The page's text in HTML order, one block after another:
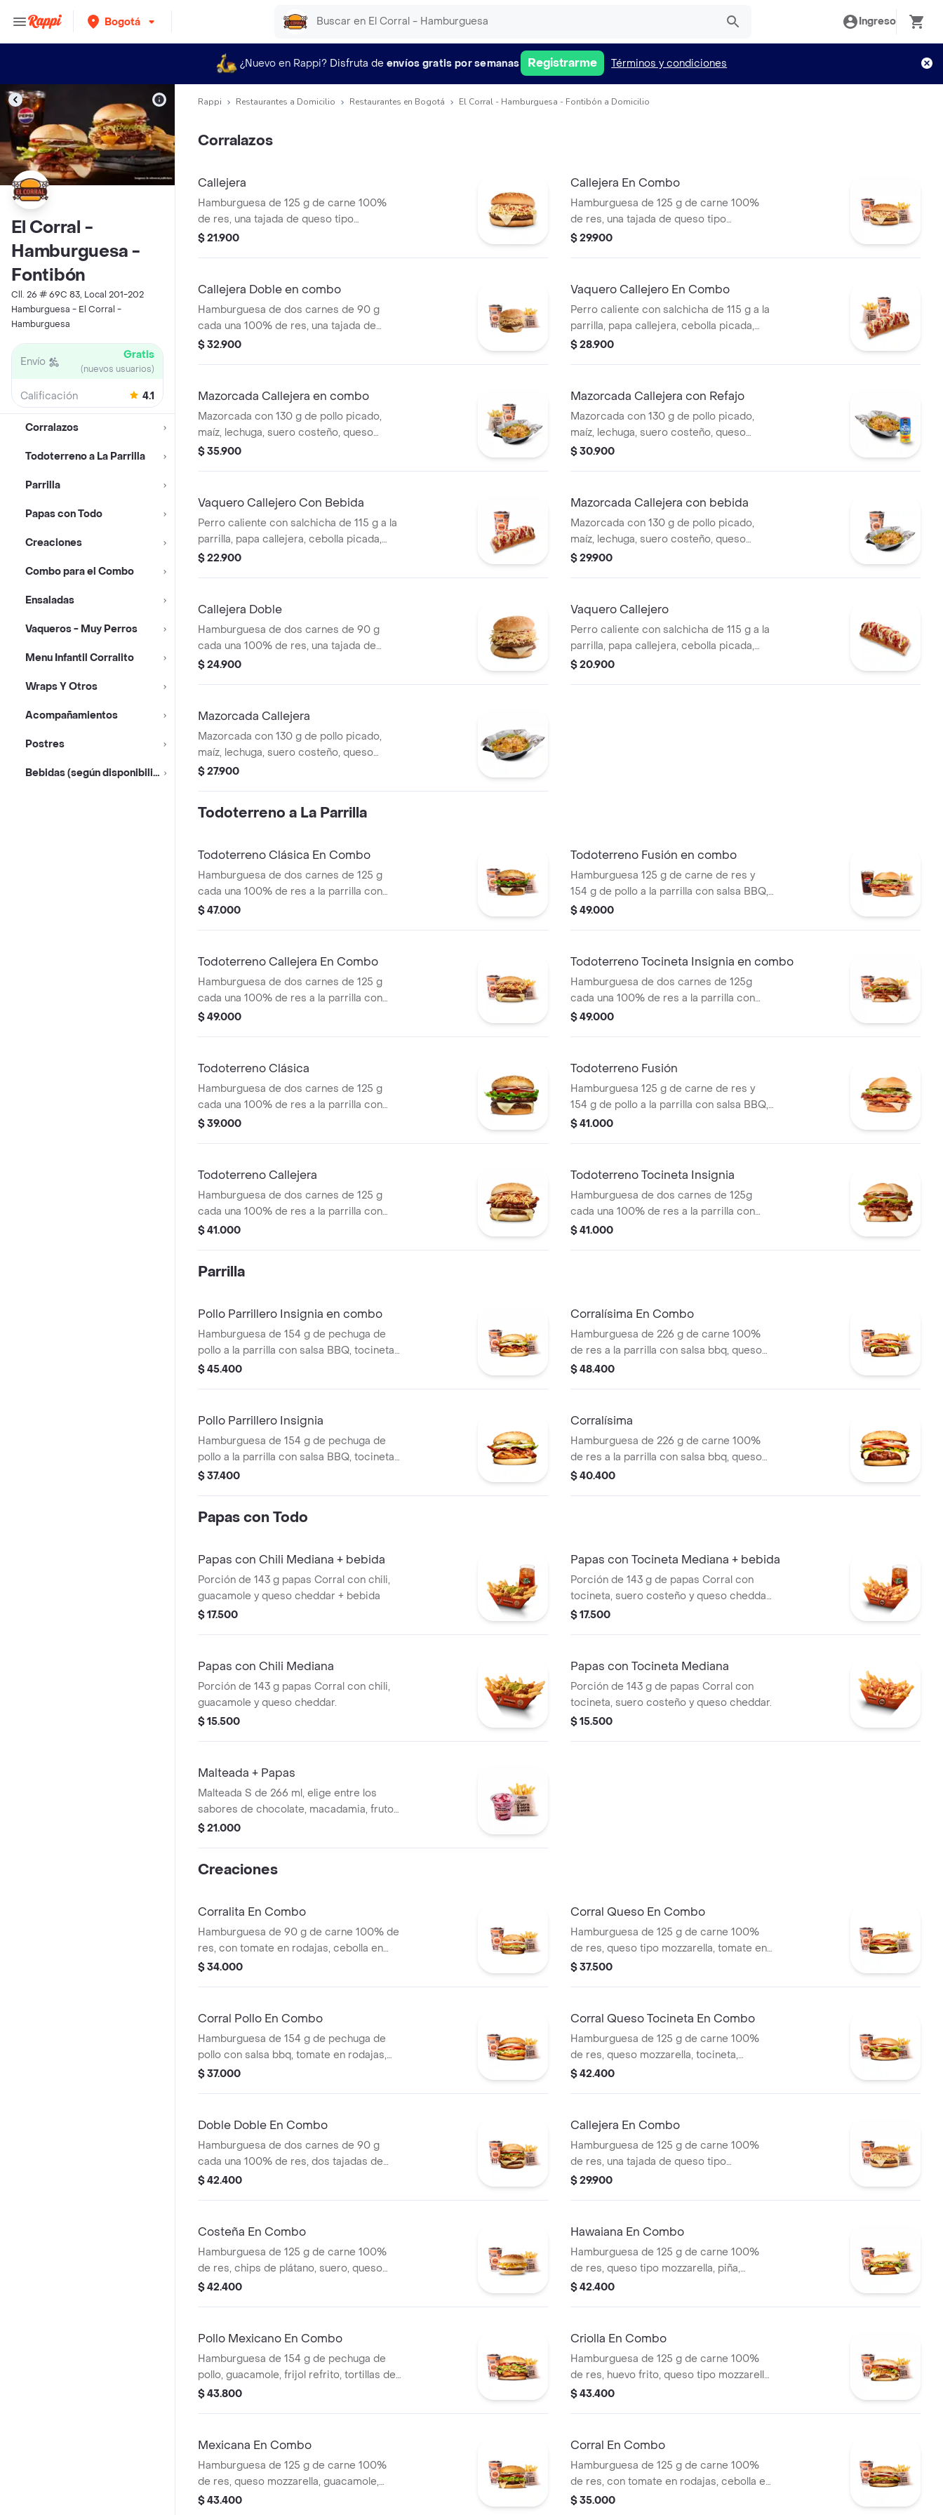
Bogotá Ingreso
¿Nuevo en Rappi? Disfruta de envíos gratis por semanas Registrarme Términos y condiciones
El Corral -
Hamburguesa -
Fontibón
Cll. 26 # 69C 83, Local 201-202
Hamburguesa - El Corral -
Hamburguesa
Envío Gratis
(nuevos usuarios)
Calificación 4.1
Corralazos
Todoterreno a La Parrilla
Parrilla
Papas con Todo
Creaciones
Combo para el Combo
Ensaladas
Vaqueros - Muy Perros
Menu Infantil Corralito
Wraps Y Otros
Acompañamientos
Postres
Bebidas (según disponibilidad)
Rappi Restaurantes a Domicilio Restaurantes en Bogotá El Corral - Hamburguesa - Fontibón a Domicilio
Corralazos
Callejera
Hamburguesa de 125 g de carne 100%
de res, una tajada de queso tipo
mozzarella, papas callejera, salsa blanca,
$ 21.900
Callejera En Combo
Hamburguesa de 125 g de carne 100%
de res, una tajada de queso tipo
mozzarella, papas callejera, salsa blanca,
$ 29.900
Callejera Doble en combo
Hamburguesa de dos carnes de 90 g
cada una 100% de res, una tajada de
queso tipo mozzarella, papas callejera,
bebida PET
$ 32.900
Vaquero Callejero En Combo
Perro caliente con salchicha de 115 g a la
parrilla, papa callejera, cebolla picada,
salsa blanca, salsa de tomate y mostaza
$ 28.900
Mazorcada Callejera en combo
Mazorcada con 130 g de pollo picado,
maíz, lechuga, suero costeño, queso
costeño, salsa BBQ, salsa Corral, salsa
$ 35.900
Mazorcada Callejera con Refajo
Mazorcada con 130 g de pollo picado,
maíz, lechuga, suero costeño, queso
costeño, salsa BBQ, salsa Corral, salsa
$ 30.900
Vaquero Callejero Con Bebida
Perro caliente con salchicha de 115 g a la
parrilla, papa callejera, cebolla picada,
salsa blanca, salsa de tomate y mostaza
$ 22.900
Mazorcada Callejera con bebida
Mazorcada con 130 g de pollo picado,
maíz, lechuga, suero costeño, queso
costeño, salsa BBQ, salsa Corral, salsa
$ 29.900
Callejera Doble
Hamburguesa de dos carnes de 90 g
cada una 100% de res, una tajada de
queso tipo mozzarella, papas callejera,
$ 24.900
Vaquero Callejero
Perro caliente con salchicha de 115 g a la
parrilla, papa callejera, cebolla picada,
salsa blanca, salsa de tomate y mostaza
$ 20.900
Mazorcada Callejera
Mazorcada con 130 g de pollo picado,
maíz, lechuga, suero costeño, queso
costeño, salsa BBQ, salsa Corral, salsa
$ 27.900
Todoterreno a La Parrilla
Todoterreno Clásica En Combo
Hamburguesa de dos carnes de 125 g
cada una 100% de res a la parrilla con
salsa bbq, queso mozzarella, lechuga,
$ 47.000
Todoterreno Fusión en combo
Hamburguesa 125 g de carne de res y
154 g de pollo a la parrilla con salsa BBQ,
tocineta, queso mozzarella, pepinillos,
cascos) + bebida PET
$ 49.000
Todoterreno Callejera En Combo
Hamburguesa de dos carnes de 125 g
cada una 100% de res a la parrilla con
salsa bbq, tocineta, queso mozzarella,
$ 49.000
Todoterreno Tocineta Insignia en combo
Hamburguesa de dos carnes de 125g
cada una 100% de res a la parrilla con
salsa BBQ, tocineta, queso mozzarella,
papa + papas Corral medianas + bebida
$ 49.000
Todoterreno Clásica
Hamburguesa de dos carnes de 125 g
cada una 100% de res a la parrilla con
salsa bbq, queso mozzarella, lechuga,
$ 39.000
Todoterreno Fusión
Hamburguesa 125 g de carne de res y
154 g de pollo a la parrilla con salsa BBQ,
tocineta, queso mozzarella, pepinillos,
$ 41.000
Todoterreno Callejera
Hamburguesa de dos carnes de 125 g
cada una 100% de res a la parrilla con
salsa bbq, tocineta, queso mozzarella,
$ 41.000
Todoterreno Tocineta Insignia
Hamburguesa de dos carnes de 125g
cada una 100% de res a la parrilla con
salsa BBQ, tocineta, queso mozzarella,
$ 41.000
Parrilla
Pollo Parrillero Insignia en combo
Hamburguesa de 154 g de pechuga de
pollo a la parrilla con salsa BBQ, tocineta,
una tajada de queso tipo mozzarella,
medianas (Corral o cascos) + bebida PET
$ 45.400
Corralísima En Combo
Hamburguesa de 226 g de carne 100%
de res a la parrilla con salsa bbq, queso
mozzarella, tomate, cebolla, lechuga y
$ 48.400
Pollo Parrillero Insignia
Hamburguesa de 154 g de pechuga de
pollo a la parrilla con salsa BBQ, tocineta,
una tajada de queso tipo mozzarella,
$ 37.400
Corralísima
Hamburguesa de 226 g de carne 100%
de res a la parrilla con salsa bbq, queso
mozzarella, tomate en rodajas, cebolla en
$ 40.400
Papas con Todo
Papas con Chili Mediana + bebida
Porción de 143 g papas Corral con chili,
guacamole y queso cheddar + bebida
$ 17.500
Papas con Tocineta Mediana + bebida
Porción de 143 g de papas Corral con
tocineta, suero costeño y queso cheddar
+ bebida
$ 17.500
Papas con Chili Mediana
Porción de 143 g papas Corral con chili,
guacamole y queso cheddar.
$ 15.500
Papas con Tocineta Mediana
Porción de 143 g de papas Corral con
tocineta, suero costeño y queso cheddar.
$ 15.500
Malteada + Papas
Malteada S de 266 ml, elige entre los
sabores de chocolate, macadamia, frutos
del bosque, vainilla o Café + papas
de entrega.
$ 21.000
Creaciones
Corralita En Combo
Hamburguesa de 90 g de carne 100% de
res, con tomate en rodajas, cebolla en
rodajas, lechuga, salsa blanca y salsa de
$ 34.000
Corral Queso En Combo
Hamburguesa de 125 g de carne 100%
de res, queso tipo mozzarella, tomate en
rodajas, cebolla en rodajas, lechuga y
$ 37.500
Corral Pollo En Combo
Hamburguesa de 154 g de pechuga de
pollo con salsa bbq, tomate en rodajas,
cebolla en rodajas, lechuga y salsa blanca
$ 37.000
Corral Queso Tocineta En Combo
Hamburguesa de 125 g de carne 100%
de res, queso mozzarella, tocineta,
tomate en rodajas, cebolla en rodajas,
$ 42.400
Doble Doble En Combo
Hamburguesa de dos carnes de 90 g
cada una 100% de res, dos tajadas de
queso tipo mozzarella, cebolla grillé,
cascos) + bebida PET
$ 42.400
Callejera En Combo
Hamburguesa de 125 g de carne 100%
de res, una tajada de queso tipo
mozzarella, papas callejera, salsa blanca,
$ 29.900
Costeña En Combo
Hamburguesa de 125 g de carne 100%
de res, chips de plátano, suero, queso
costeño rallado y salsa blanca en pan
$ 42.400
Hawaiana En Combo
Hamburguesa de 125 g de carne 100%
de res, queso tipo mozzarella, piña,
lechuga, salsa blanca y salsa de tomate
$ 42.400
Pollo Mexicano En Combo
Hamburguesa de 154 g de pechuga de
pollo, guacamole, frijol refrito, tortillas de
maíz, tomate, lechuga y salsa blanca +
$ 43.800
Criolla En Combo
Hamburguesa de 125 g de carne 100%
de res, huevo frito, queso tipo mozzarella,
cebolla grillé, tomate en rodajas, lechuga
$ 43.400
Mexicana En Combo
Hamburguesa de 125 g de carne 100%
de res, queso mozzarella, guacamole,
fríjol refrito, tomate, cebolla, lechuga y
$ 43.400
Corral En Combo
Hamburguesa de 125 g de carne 100%
de res, con tomate en rodajas, cebolla en
rodajas, lechuga y salsas en pan ajonjolí +
$ 35.000